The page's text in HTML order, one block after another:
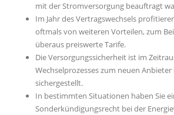
mit der Stromversorgung beauftragt
Im Jahr des Vertragswechsels
oftmals von weiteren Vorteilen, zum
überaus preiswerte Tarife.
Die Versorgungssicherheit ist im
Wechselprozesses zum neuen
sichergestellt.
In bestimmten Situationen haben Sie
Sonderkündigungsrecht bei der